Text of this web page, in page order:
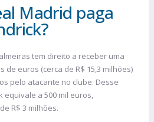
Madrid paga
tem direito a receber uma
de euros (cerca de R$ 15,3 milhões)
pelo atacante no clube. Desse
equivale a 500 mil euros,
R$ 3 milhões.